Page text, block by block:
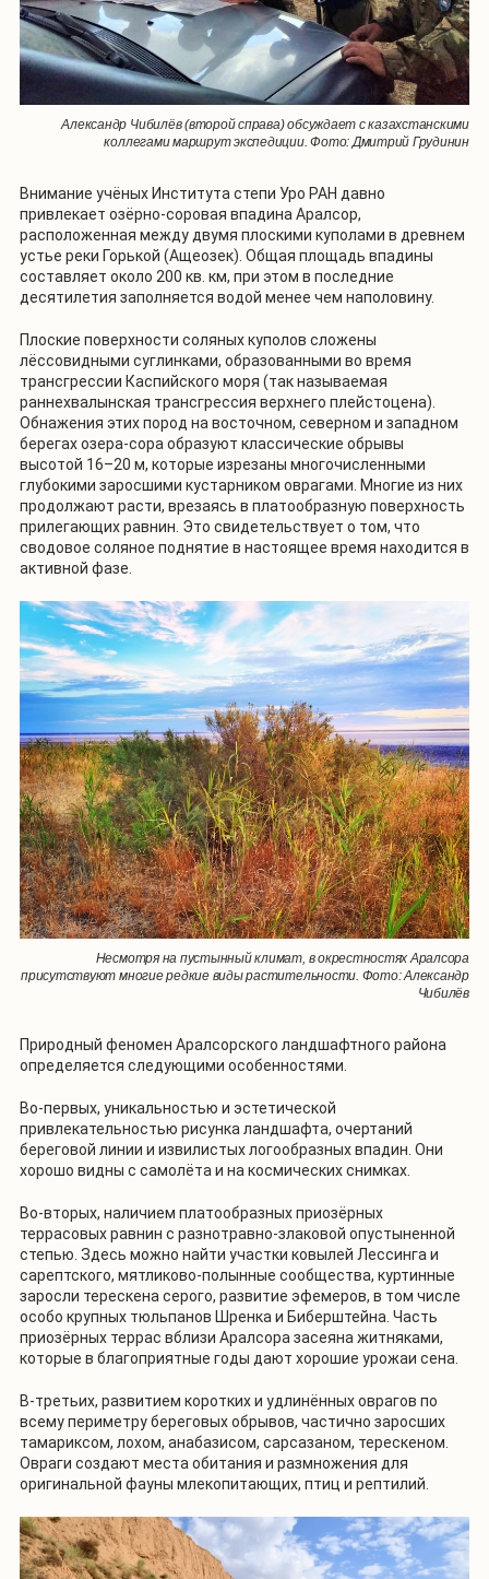
Александр Чибилёв (второй справа) обсуждает с казахстанскими
коллегами маршрут экспедиции. Фото: Дмитрий Грудинин
Внимание учёных Института степи Уро РАН давно
привлекает озёрно-соровая впадина Аралсор,
расположенная между двумя плоскими куполами в древнем
устье реки Горькой (Ащеозек). Общая площадь впадины
составляет около 200 кв. км, при этом в последние
десятилетия заполняется водой менее чем наполовину.
Плоские поверхности соляных куполов сложены
лёссовидными суглинками, образованными во время
трансгрессии Каспийского моря (так называемая
раннехвалынская трансгрессия верхнего плейстоцена).
Обнажения этих пород на восточном, северном и западном
берегах озера-сора образуют классические обрывы
высотой 16–20 м, которые изрезаны многочисленными
глубокими заросшими кустарником оврагами. Многие из них
продолжают расти, врезаясь в платообразную поверхность
прилегающих равнин. Это свидетельствует о том, что
сводовое соляное поднятие в настоящее время находится в
активной фазе.
Несмотря на пустынный климат, в окрестностях Аралсора
присутствуют многие редкие виды растительности. Фото: Александр
Чибилёв
Природный феномен Аралсорского ландшафтного района
определяется следующими особенностями.
Во-первых, уникальностью и эстетической
привлекательностью рисунка ландшафта, очертаний
береговой линии и извилистых логообразных впадин. Они
хорошо видны с самолёта и на космических снимках.
Во-вторых, наличием платообразных приозёрных
террасовых равнин с разнотравно-злаковой опустыненной
степью. Здесь можно найти участки ковылей Лессинга и
сарептского, мятликово-полынные сообщества, куртинные
заросли терескена серого, развитие эфемеров, в том числе
особо крупных тюльпанов Шренка и Биберштейна. Часть
приозёрных террас вблизи Аралсора засеяна житняками,
которые в благоприятные годы дают хорошие урожаи сена.
В-третьих, развитием коротких и удлинённых оврагов по
всему периметру береговых обрывов, частично заросших
тамариксом, лохом, анабазисом, сарсазаном, терескеном.
Овраги создают места обитания и размножения для
оригинальной фауны млекопитающих, птиц и рептилий.